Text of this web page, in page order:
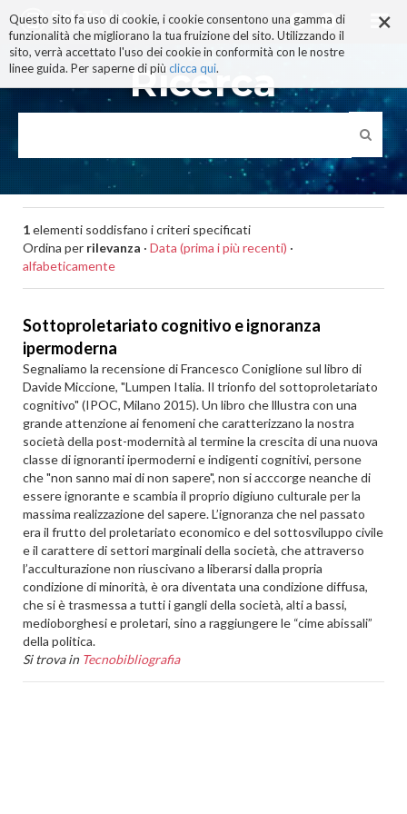
×
Questo sito fa uso di cookie, i cookie consentono una gamma di
funzionalità che migliorano la tua fruizione del sito. Utilizzando il
sito, verrà accettato l'uso dei cookie in conformità con le nostre
linee guida. Per saperne di più clicca qui.
ai
contenuti.
|
alla
navigazione
Ricerca
1elementi soddisfano i criteri specificati
Ordina per rilevanza · Data (prima i più recenti) ·
alfabeticamente
Sottoproletariato cognitivo e ignoranza
ipermoderna
Segnaliamo la recensione di Francesco Coniglione sul libro di
Davide Miccione, "Lumpen Italia. Il trionfo del sottoproletariato
cognitivo" (IPOC, Milano 2015). Un libro che lllustra con una
grande attenzione ai fenomeni che caratterizzano la nostra
società della post-modernità al termine la crescita di una nuova
classe di ignoranti ipermoderni e indigenti cognitivi, persone
che "non sanno mai di non sapere", non si acccorge neanche di
essere ignorante e scambia il proprio digiuno culturale per la
massima realizzazione del sapere. L’ignoranza che nel passato
era il frutto del proletariato economico e del sottosviluppo civile
e il carattere di settori marginali della società, che attraverso
l’acculturazione non riuscivano a liberarsi dalla propria
condizione di minorità, è ora diventata una condizione diffusa,
che si è trasmessa a tutti i gangli della società, alti a bassi,
medioborghesi e proletari, sino a raggiungere le “cime abissali”
della politica.
Si trova in Tecnobibliografia